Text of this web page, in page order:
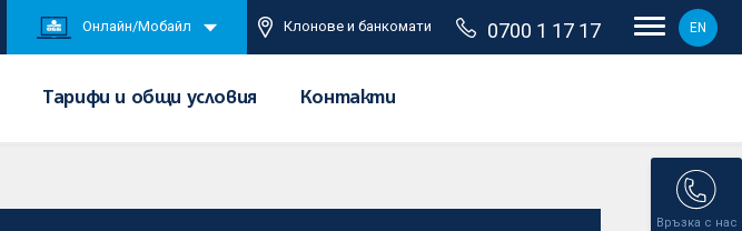
Онлайн/Мобайл Клонове и банкомати 0700 1 17 17 EN
Тарифи и общи условия Контакти
Връзка с нас